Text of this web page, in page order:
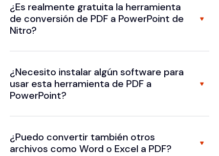
¿Es realmente gratuita la herramienta
de conversión de PDF a PowerPoint de
Nitro?
¿Necesito instalar algún software para
usar esta herramienta de PDF a
PowerPoint?
¿Puedo convertir también otros
archivos como Word o Excel a PDF?